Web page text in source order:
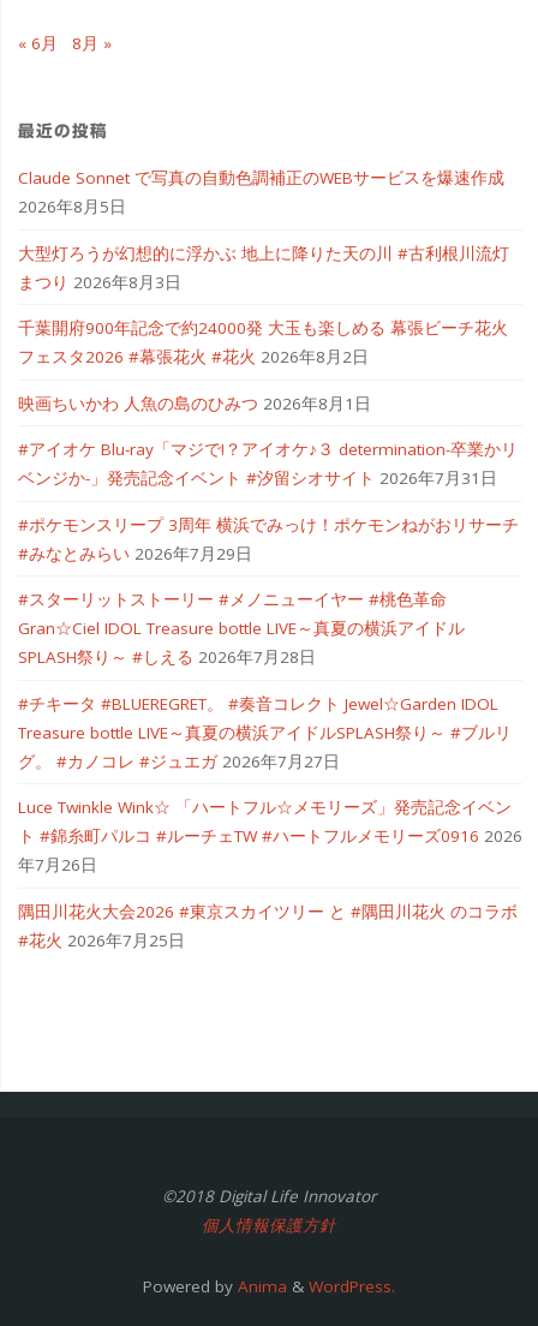
« 6月 8月 »
最近の投稿
Claude Sonnet で写真の自動色調補正のWEBサービスを爆速作成
2026年8月5日
大型灯ろうが幻想的に浮かぶ 地上に降りた天の川 #古利根川流灯
まつり 2026年8月3日
千葉開府900年記念で約24000発 大玉も楽しめる 幕張ビーチ花火
フェスタ2026 #幕張花火 #花火 2026年8月2日
映画ちいかわ 人魚の島のひみつ 2026年8月1日
#アイオケ Blu-ray「マジで!？アイオケ♪３ determination-卒業かリ
ベンジか-」発売記念イベント #汐留シオサイト 2026年7月31日
#ポケモンスリープ 3周年 横浜でみっけ！ポケモンねがおリサーチ
#みなとみらい 2026年7月29日
#スターリットストーリー #メノニューイヤー #桃色革命
Gran☆Ciel IDOL Treasure bottle LIVE～真夏の横浜アイドル
SPLASH祭り～ #しえる 2026年7月28日
#チキータ #BLUEREGRET。 #奏音コレクト Jewel☆Garden IDOL
Treasure bottle LIVE～真夏の横浜アイドルSPLASH祭り～ #ブルリ
グ。 #カノコレ #ジュエガ 2026年7月27日
Luce Twinkle Wink☆ 「ハートフル☆メモリーズ」発売記念イベン
ト #錦糸町パルコ #ルーチェTW #ハートフルメモリーズ0916 2026
年7月26日
隅田川花火大会2026 #東京スカイツリー と #隅田川花火 のコラボ
#花火 2026年7月25日
©2018 Digital Life Innovator
個人情報保護方針
Powered by Anima & WordPress.